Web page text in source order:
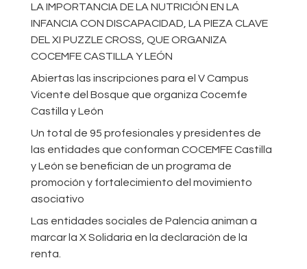
LA IMPORTANCIA DE LA NUTRICIÓN EN LA
INFANCIA CON DISCAPACIDAD, LA PIEZA CLAVE
DEL XI PUZZLE CROSS, QUE ORGANIZA
COCEMFE CASTILLA Y LEÓN
Abiertas las inscripciones para el V Campus
Vicente del Bosque que organiza Cocemfe
Castilla y León
Un total de 95 profesionales y presidentes de
las entidades que conforman COCEMFE Castilla
y León se benefician de un programa de
promoción y fortalecimiento del movimiento
asociativo
Las entidades sociales de Palencia animan a
marcar la X Solidaria en la declaración de la
renta.